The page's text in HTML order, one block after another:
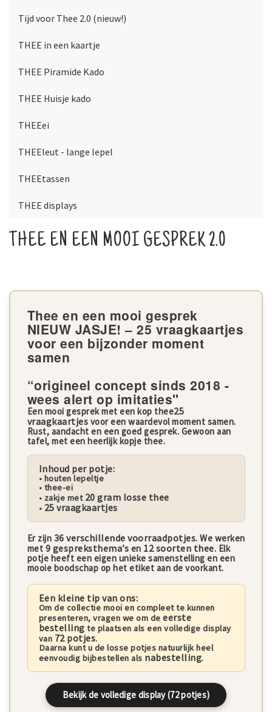
Tijd voor Thee 2.0 (nieuw!)
THEE in een kaartje
THEE Piramide Kado
THEE Huisje kado
THEEei
THEEleut - lange lepel
THEEtassen
THEE displays
THEE EN EEN MOOI GESPREK 2.0
Thee en een mooi gesprek
NIEUW JASJE! – 25 vraagkaartjes
voor een bijzonder moment
samen
“origineel concept sinds 2018 -
wees alert op imitaties"
Een mooi gesprek met een kop thee25
vraagkaartjes voor een waardevol moment samen.
Rust, aandacht en een goed gesprek. Gewoon aan
tafel, met een heerlijk kopje thee.
Inhoud per potje:
• houten lepeltje
• thee-ei
• zakje met 20 gram losse thee
• 25 vraagkaartjes
Er zijn 36 verschillende voorraadpotjes. We werken
met 9 gespreksthema’s en 12 soorten thee. Elk
potje heeft een eigen unieke samenstelling en een
mooie boodschap op het etiket aan de voorkant.
Een kleine tip van ons:
Om de collectie mooi en compleet te kunnen
presenteren, vragen we om de eerste
bestelling te plaatsen als een volledige display
van 72 potjes.
Daarna kunt u de losse potjes natuurlijk heel
eenvoudig bijbestellen als nabestelling.
Bekijk de volledige display (72 potjes)